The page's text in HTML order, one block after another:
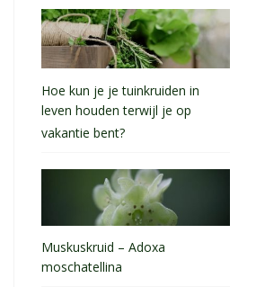
Hoe kun je je tuinkruiden in
leven houden terwijl je op
vakantie bent?
Muskuskruid – Adoxa
moschatellina